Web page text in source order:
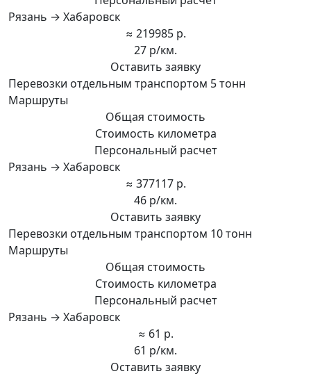
Рязань → Хабаровск
≈ 219985 р.
27 р/км.
Оставить заявку
Перевозки отдельным транспортом 5 тонн
Маршруты
Общая стоимость
Стоимость километра
Персональный расчет
Рязань → Хабаровск
≈ 377117 р.
46 р/км.
Оставить заявку
Перевозки отдельным транспортом 10 тонн
Маршруты
Общая стоимость
Стоимость километра
Персональный расчет
Рязань → Хабаровск
≈ 61 р.
61 р/км.
Оставить заявку